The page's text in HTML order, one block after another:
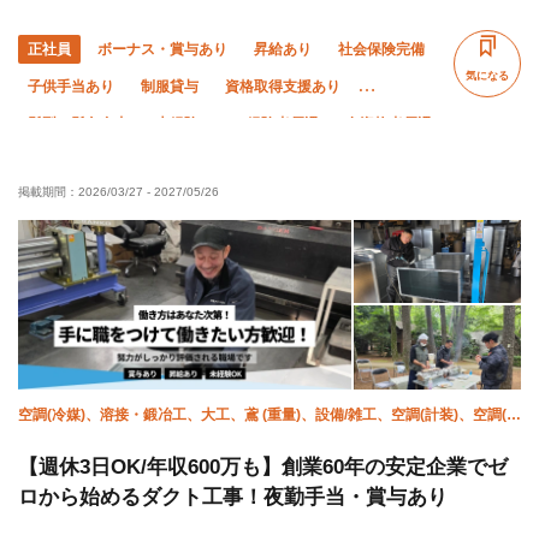
正社員 ボーナス・賞与あり 昇給あり 社会保険完備
子供手当あり 制服貸与 資格取得支援あり
車・バイク通勤OK 転勤なし
気になる
掲載期間： 2026/03/27 - 2027/05/26
空調(冷媒)、溶接・鍛冶工、大工、鳶 (重量)、設備/雑工、空調(計装)、空調(配
【週休3日OK/年収600万も】創業60年の安定企業でゼ
ロから始めるダクト工事！夜勤手当・賞与あり